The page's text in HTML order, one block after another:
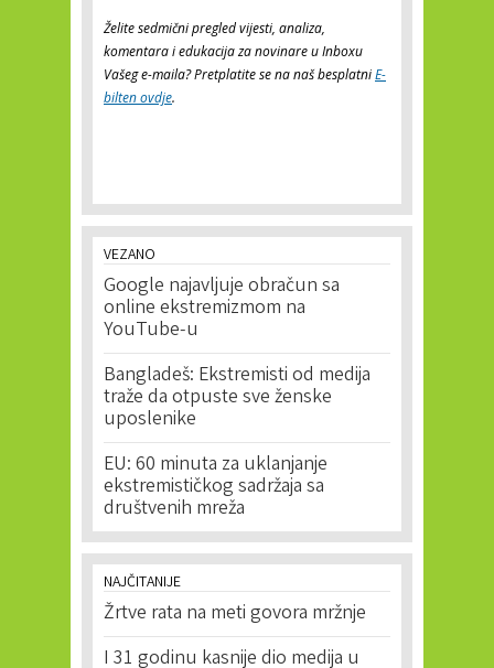
Želite sedmični pregled vijesti, analiza,
komentara i edukacija za novinare u Inboxu
Vašeg e-maila? Pretplatite se na naš besplatniE-
bilten ovdje.
VEZANO
Google najavljuje obračun sa
online ekstremizmom na
YouTube-u
Bangladeš: Ekstremisti od medija
traže da otpuste sve ženske
uposlenike
EU: 60 minuta za uklanjanje
ekstremističkog sadržaja sa
društvenih mreža
NAJČITANIJE
Žrtve rata na meti govora mržnje
I 31 godinu kasnije dio medija u